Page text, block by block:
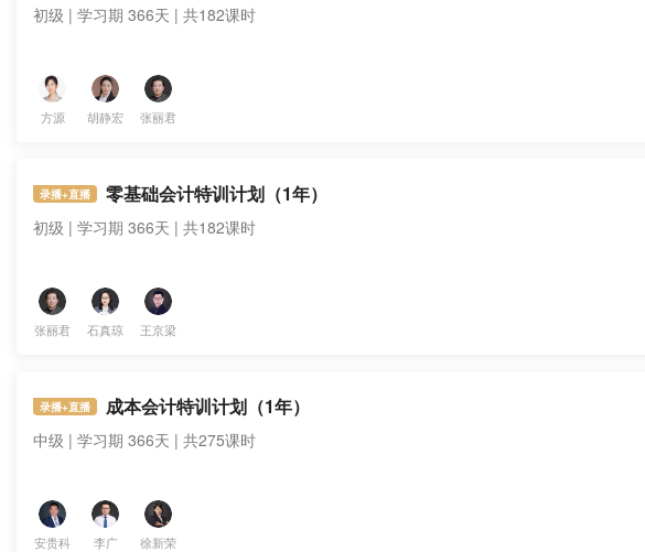
初级 | 学习期 366天 | 共182课时
方源 胡静宏 张丽君
录播+直播 零基础会计特训计划（1年）
初级 | 学习期 366天 | 共182课时
张丽君 石真琼 王京梁
录播+直播 成本会计特训计划（1年）
中级 | 学习期 366天 | 共275课时
安贵科 李广 徐新荣